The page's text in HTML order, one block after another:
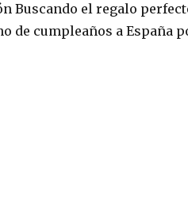
Buscando el regalo
de cumpleaños a España